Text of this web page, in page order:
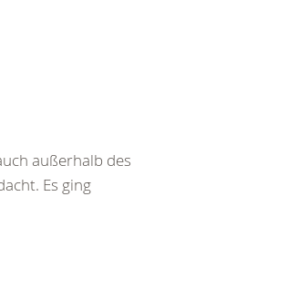
außerhalb des
Es ging